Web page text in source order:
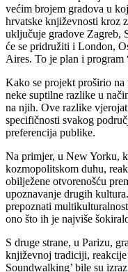
većim brojem gradova u
hrvatske književnosti kroz
uključuje gradove Zagreb,
će se pridružiti i London,
Aires. To je plan i
Kako se projekt proširio
neke suptilne razlike u
na njih. Ove razlike
specifičnosti svakog
preferencija publike.
Na primjer, u New Yorku,
kozmopolitskom duhu,
obilježene otvorenošću
upoznavanje drugih
prepoznati
ono što ih je najviše
S druge strane, u Parizu,
književnoj tradiciji,
Soundwalking’ bile su